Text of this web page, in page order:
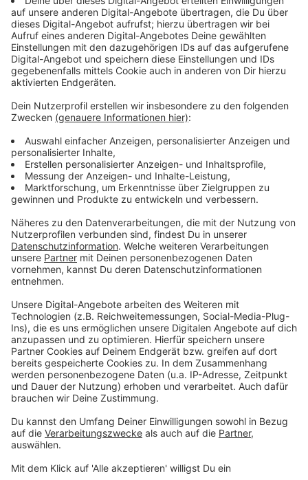
Was ist bei einem Organspendeausweis zu
beachten?
Anzeige
Wer sich entscheidet, nach dem Tod Organe oder
Gewebe spenden zu wollen, kann in Apotheken
oder Arztpraxen nach einem Organspendeausweis
fragen
Auch über das Internet ist die Bestellung eines
Im Feld "Anmerkungen/Besondere Hinweise" kann
man, falls vorhanden, Erkrankungen notieren. Gut
zu wissen: Nur wenige Erkrankungen schließen
eine Organspende generell aus. Bei akuten
besten sollte der Organspendeausweis immer bei
sich getragen werden (im Portmonee
beispielsweise).
Wer sich nach dem Ausfüllen doch
umentscheiden möchte, muss nicht in Sorge sein.
In so einem Fall füllt man einfach einen neuen
Organspendeausweis aus und vernichtet die
vorherige Version, so die Bundeszentrale für
gesundheitliche Aufklärung (BzGA). Am besten
die eigene Entscheidung geändert hat.